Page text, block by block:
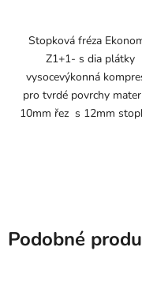
Stopková fréza
Z1+1- s dia plátky
vysocevýkonná
pro tvrdé povrchy
10mm řez s 12mm
Podobné